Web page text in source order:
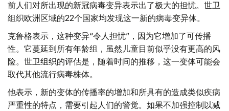
前人们对所出现的新冠病毒变异表示出了极大的担忧。世卫
组织欧洲区域的22个国家均发现这一新的病毒变异体。
克鲁格表示，这种变异“令人担忧”，因为它增加了可传播
性。它蔓延到所有年龄组，虽然儿童目前似乎没有更高的风
险。世卫组织的评估是，随着时间的推移，这一变体可能会
取代其他流行病毒株体。
他表示，新的变体的传播率的增加和所具有的造成类似疾病
严重性的特点，需要引起人们的警觉。如果不加强控制以减